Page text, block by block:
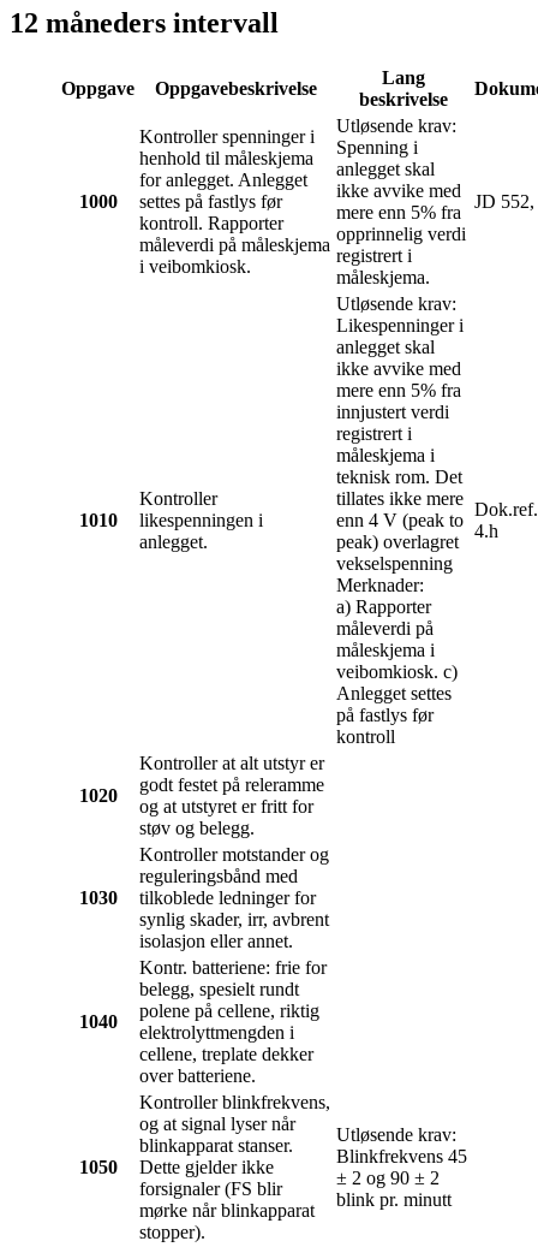
12 måneders intervall
Oppgave Oppgavebeskrivelse
Lang
beskrivelse
1000
Kontroller spenninger i
henhold til måleskjema
for anlegget. Anlegget
settes på fastlys før
kontroll. Rapporter
måleverdi på måleskjema
i veibomkiosk.
Utløsende krav:
Spenning i
anlegget skal
ikke avvike med
mere enn 5% fra
opprinnelig verdi
registrert i
måleskjema.
JD
1010
Kontroller
likespenningen i
anlegget.
Utløsende krav:
Likespenninger i
anlegget skal
ikke avvike med
mere enn 5% fra
innjustert verdi
registrert i
måleskjema i
teknisk rom. Det
tillates ikke mere
enn 4 V (peak to
peak) overlagret
vekselspenning
Merknader:
a) Rapporter
måleverdi på
måleskjema i
veibomkiosk. c)
Anlegget settes
på fastlys før
kontroll
4.h
1020
Kontroller at alt utstyr er
godt festet på releramme
og at utstyret er fritt for
støv og belegg.
1030
Kontroller motstander og
reguleringsbånd med
tilkoblede ledninger for
synlig skader, irr, avbrent
isolasjon eller annet.
1040
Kontr. batteriene: frie for
belegg, spesielt rundt
polene på cellene, riktig
elektrolyttmengden i
cellene, treplate dekker
over batteriene.
1050
Kontroller blinkfrekvens,
og at signal lyser når
blinkapparat stanser.
Dette gjelder ikke
forsignaler (FS blir
mørke når blinkapparat
stopper).
Utløsende krav:
Blinkfrekvens 45
± 2 og 90 ± 2
blink pr. minutt